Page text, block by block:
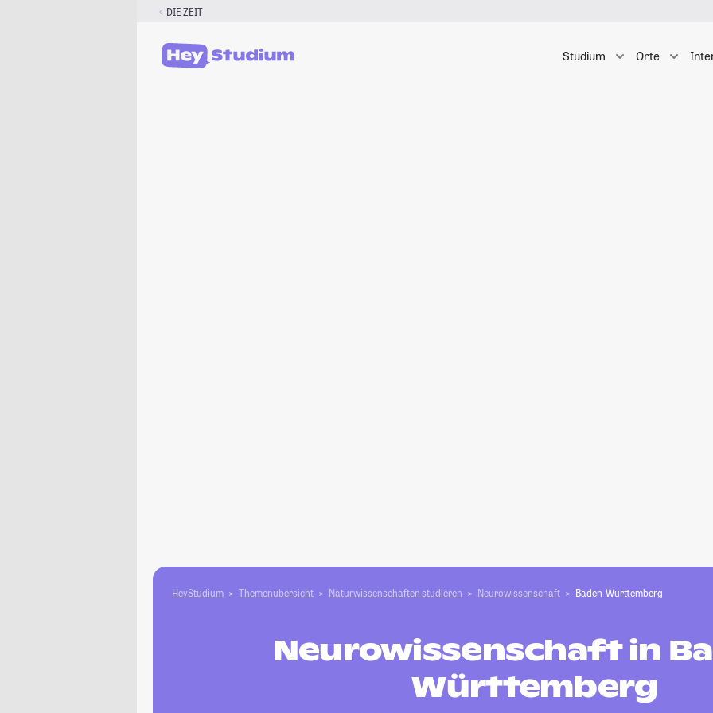
DIE ZEIT
Studium Orte
HeyStudium Themenübersicht Natur­wissenschaften studieren Neurowissenschaft Baden-Württemberg
Neurowissenschaft in
Württemberg